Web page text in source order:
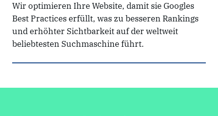
Wir optimieren Ihre Website, damit sie Googles
Best Practices erfüllt, was zu besseren Rankings
und erhöhter Sichtbarkeit auf der weltweit
beliebtesten Suchmaschine führt.